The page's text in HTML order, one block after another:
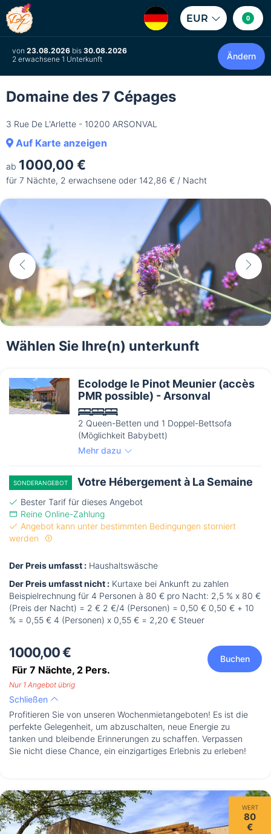
EUR 0
von 23.08.2026 bis 30.08.2026
2 erwachsene 1 Unterkunft
Ändern
Domaine des 7 Cépages
3 Rue De L'Arlette - 10200 ARSONVAL
Auf Karte anzeigen
ab 1000,00 €
für 7 Nächte, 2 erwachsene oder 142,86 € / Nacht
Wählen Sie Ihre(n) unterkunft
Ecolodge le Pinot Meunier (accès
PMR possible) - Arsonval
2 Queen-Betten und 1 Doppel-Bettsofa
(Möglichkeit Babybett)
Mehr dazu
SONDERANGEBOT Votre Hébergement à La Semaine
Bester Tarif für dieses Angebot
Reine Online-Zahlung
Angebot kann unter bestimmten Bedingungen storniert
werden
Der Preis umfasst : Haushaltswäsche
Der Preis umfasst nicht : Kurtaxe bei Ankunft zu zahlen
Beispielrechnung für 4 Personen à 80 € pro Nacht: 2,5 % x 80 €
(Preis der Nacht) = 2 € 2 €/4 (Personen) = 0,50 € 0,50 € + 10
% = 0,55 € 4 (Personen) x 0,55 € = 2,20 € Steuer
1000,00 €
Für 7 Nächte, 2 Pers.
Buchen
Nur 1 Angebot übrig
Schließen
Profitieren Sie von unseren Wochenmietangeboten! Es ist die
perfekte Gelegenheit, um abzuschalten, neue Energie zu
tanken und bleibende Erinnerungen zu schaffen. Verpassen
Sie nicht diese Chance, ein einzigartiges Erlebnis zu erleben!
WERT
80
€